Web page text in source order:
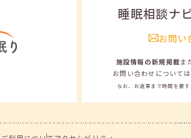
睡眠相談ナ
お問い
施設情報の新規掲載ま
お問い合わせについて
なお、お返事まで時間を要